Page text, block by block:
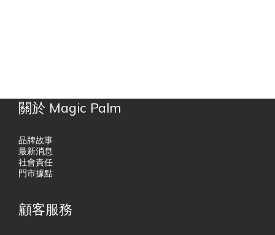
關於 Magic Palm
品牌故事
最新消息
社會責任
門市據點
顧客服務